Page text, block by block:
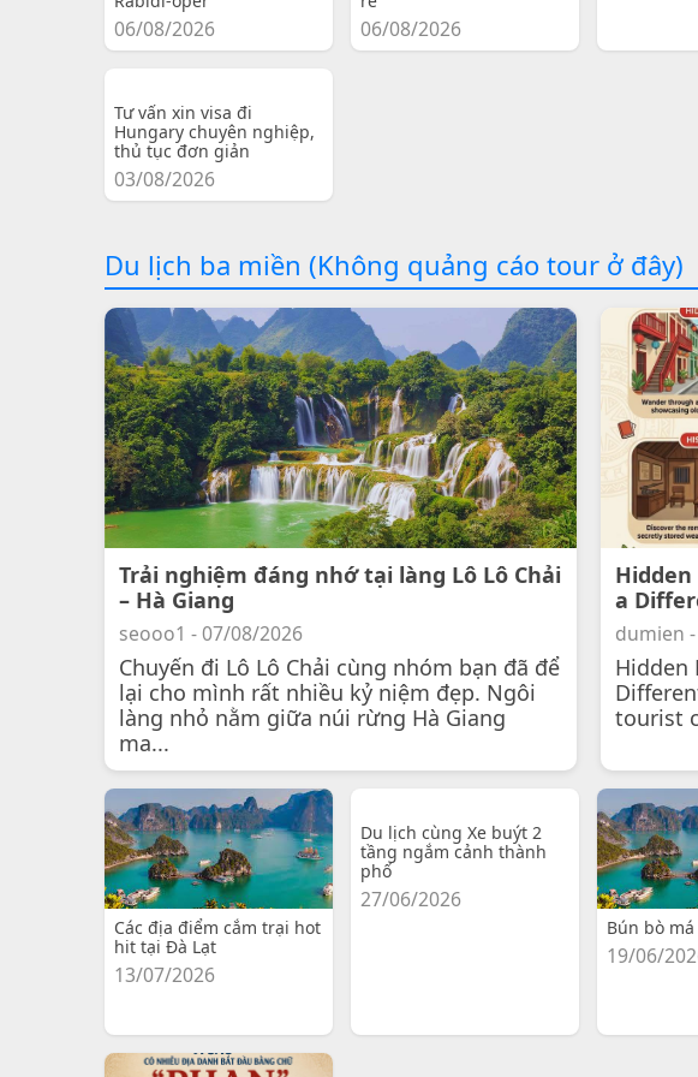
06/08/2026 06/08/2026
Tư vấn xin visa đi
Hungary chuyên nghiệp,
thủ tục đơn giản
03/08/2026
Du lịch ba miền (Không quảng cáo tour ở đây)
Trải nghiệm đáng nhớ tại làng Lô Lô Chải
– Hà Giang
seooo1 - 07/08/2026
Chuyến đi Lô Lô Chải cùng nhóm bạn đã để
lại cho mình rất nhiều kỷ niệm đẹp. Ngôi
làng nhỏ nằm giữa núi rừng Hà Giang
ma...
Hidden
a
dumien
Hidden
tourist
Các địa điểm cắm trại hot
hit tại Đà Lạt
13/07/2026
Du lịch cùng Xe buýt 2
tầng ngắm cảnh thành
phố
27/06/2026
Bún bò
19/06/